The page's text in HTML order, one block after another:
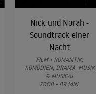
Nick und Norah -
Soundtrack einer
Nacht
FILM • ROMANTIK,
KOMÖDIEN, DRAMA, MUSIK
& MUSICAL
2008 • 89 MIN.